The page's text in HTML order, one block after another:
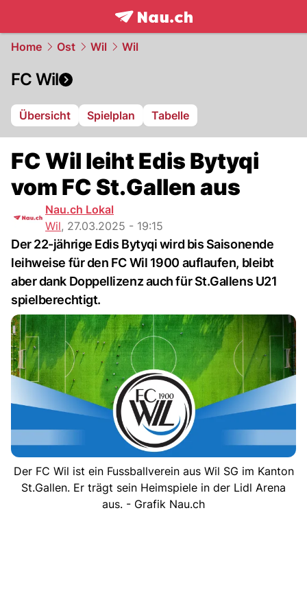
frontpage.NAU.ch
Home Ost Wil Wil
FC Wil
Übersicht Spielplan Tabelle
FC Wil leiht Edis Bytyqi
vom FC St.Gallen aus
Nau.ch Lokal
Wil, 27.03.2025 - 19:15
Der 22-jährige Edis Bytyqi wird bis Saisonende
leihweise für den FC Wil 1900 auflaufen, bleibt
aber dank Doppellizenz auch für St.Gallens U21
spielberechtigt.
Der FC Wil ist ein Fussballverein aus Wil SG im Kanton
St.Gallen. Er trägt sein Heimspiele in der Lidl Arena
aus. - Grafik Nau.ch